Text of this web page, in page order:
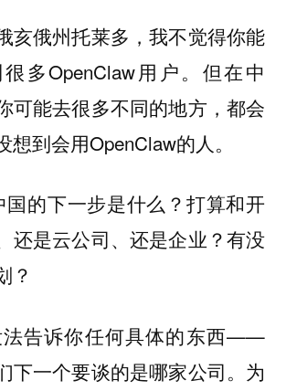
亥俄州托莱多，我不觉得你能
多OpenClaw用户。但在中
可能去很多不同的地方，都会
想到会用OpenClaw的人。
国的下一步是什么？打算和开
还是云公司、还是企业？有没
？
法告诉你任何具体的东西——
下一个要谈的是哪家公司。为